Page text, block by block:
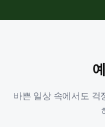
바쁜 일상 속에서도 걱